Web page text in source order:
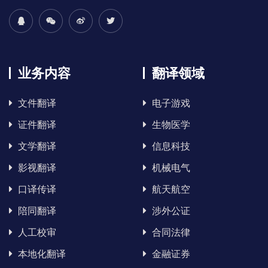
业务内容
文件翻译
证件翻译
文学翻译
影视翻译
口译传译
陪同翻译
人工校审
本地化翻译
翻译领域
电子游戏
生物医学
信息科技
机械电气
航天航空
涉外公证
合同法律
金融证券